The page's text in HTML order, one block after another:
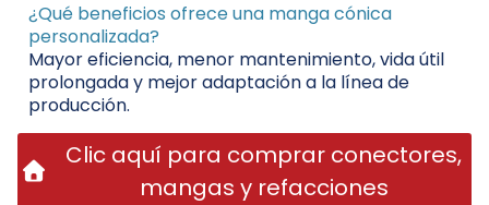
¿Qué beneficios ofrece una manga cónica
personalizada?
Mayor eficiencia, menor mantenimiento, vida útil
prolongada y mejor adaptación a la línea de
producción.
Clic aquí para comprar conectores,
mangas y refacciones